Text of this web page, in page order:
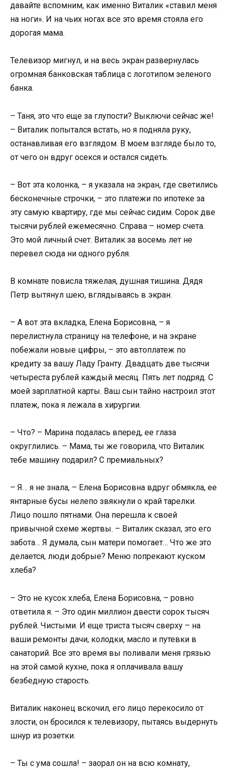
давайте вспомним, как именно Виталик «ставил меня
на ноги». И на чьих ногах все это время стояла его
дорогая мама.
Телевизор мигнул, и на весь экран развернулась
огромная банковская таблица с логотипом зеленого
банка.
– Таня, это что еще за глупости? Выключи сейчас же!
– Виталик попытался встать, но я подняла руку,
останавливая его взглядом. В моем взгляде было то,
от чего он вдруг осекся и остался сидеть.
– Вот эта колонка, – я указала на экран, где светились
бесконечные строчки, – это платежи по ипотеке за
эту самую квартиру, где мы сейчас сидим. Сорок две
тысячи рублей ежемесячно. Справа – номер счета.
Это мой личный счет. Виталик за восемь лет не
перевел сюда ни одного рубля.
В комнате повисла тяжелая, душная тишина. Дядя
Петр вытянул шею, вглядываясь в экран.
– А вот эта вкладка, Елена Борисовна, – я
перелистнула страницу на телефоне, и на экране
побежали новые цифры, – это автоплатеж по
кредиту за вашу Ладу Гранту. Двадцать две тысячи
четыреста рублей каждый месяц. Пять лет подряд. С
моей зарплатной карты. Ваш сын тайно настроил этот
платеж, пока я лежала в хирургии.
– Что? – Марина подалась вперед, ее глаза
округлились. – Мама, ты же говорила, что Виталик
тебе машину подарил? С премиальных?
– Я… я не знала, – Елена Борисовна вдруг обмякла, ее
янтарные бусы нелепо звякнули о край тарелки.
Лицо пошло пятнами. Она перешла к своей
привычной схеме жертвы. – Виталик сказал, это его
забота… Я думала, сын матери помогает… Что же это
делается, люди добрые? Меню попрекают куском
хлеба?
– Это не кусок хлеба, Елена Борисовна, – ровно
ответила я. – Это один миллион двести сорок тысяч
рублей. Чистыми. И еще триста тысяч сверху – на
ваши ремонты дачи, колодки, масло и путевки в
санаторий. Все это время вы поливали меня грязью
на этой самой кухне, пока я оплачивала вашу
безбедную старость.
Виталик наконец вскочил, его лицо перекосило от
злости, он бросился к телевизору, пытаясь выдернуть
шнур из розетки.
– Ты с ума сошла! – заорал он на всю комнату,